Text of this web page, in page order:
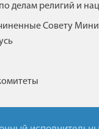
делам религий и
Совету